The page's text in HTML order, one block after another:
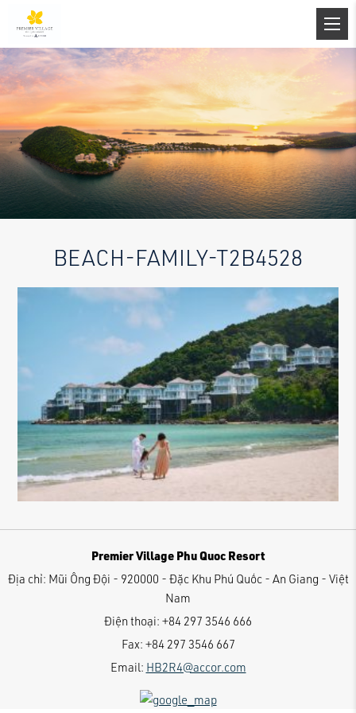
BEACH-FAMILY-T2B4528
Premier Village Phu Quoc Resort
Địa chỉ: Mũi Ông Đội - 920000 - Đặc Khu Phú Quốc - An Giang - Việt
Nam
Điện thoại: +84 297 3546 666
Fax: +84 297 3546 667
Email: HB2R4@accor.com